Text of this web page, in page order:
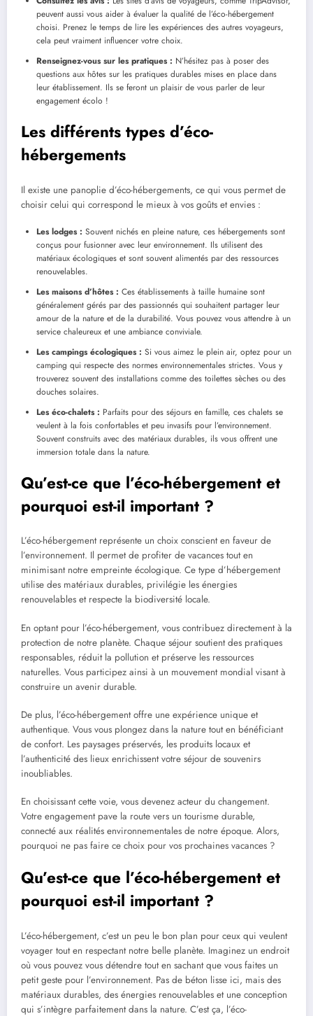
peuvent aussi vous aider à évaluer la qualité de l’éco-hébergement
choisi. Prenez le temps de lire les expériences des autres voyageurs,
cela peut vraiment influencer votre choix.
Renseignez-vous sur les pratiques : N’hésitez pas à poser des
questions aux hôtes sur les pratiques durables mises en place dans
leur établissement. Ils se feront un plaisir de vous parler de leur
engagement écolo !
Les différents types d’éco-
hébergements
Il existe une panoplie d’éco-hébergements, ce qui vous permet de
choisir celui qui correspond le mieux à vos goûts et envies :
Les lodges : Souvent nichés en pleine nature, ces hébergements sont
conçus pour fusionner avec leur environnement. Ils utilisent des
matériaux écologiques et sont souvent alimentés par des ressources
renouvelables.
Les maisons d’hôtes : Ces établissements à taille humaine sont
généralement gérés par des passionnés qui souhaitent partager leur
amour de la nature et de la durabilité. Vous pouvez vous attendre à un
service chaleureux et une ambiance conviviale.
Les campings écologiques : Si vous aimez le plein air, optez pour un
camping qui respecte des normes environnementales strictes. Vous y
trouverez souvent des installations comme des toilettes sèches ou des
douches solaires.
Les éco-chalets : Parfaits pour des séjours en famille, ces chalets se
veulent à la fois confortables et peu invasifs pour l’environnement.
Souvent construits avec des matériaux durables, ils vous offrent une
immersion totale dans la nature.
Qu’est-ce que l’éco-hébergement et
pourquoi est-il important ?
L’éco-hébergement représente un choix conscient en faveur de
l’environnement. Il permet de profiter de vacances tout en
minimisant notre empreinte écologique. Ce type d’hébergement
utilise des matériaux durables, privilégie les énergies
renouvelables et respecte la biodiversité locale.
En optant pour l’éco-hébergement, vous contribuez directement à la
protection de notre planète. Chaque séjour soutient des pratiques
responsables, réduit la pollution et préserve les ressources
naturelles. Vous participez ainsi à un mouvement mondial visant à
construire un avenir durable.
De plus, l’éco-hébergement offre une expérience unique et
authentique. Vous vous plongez dans la nature tout en bénéficiant
de confort. Les paysages préservés, les produits locaux et
l’authenticité des lieux enrichissent votre séjour de souvenirs
inoubliables.
En choisissant cette voie, vous devenez acteur du changement.
Votre engagement pave la route vers un tourisme durable,
connecté aux réalités environnementales de notre époque. Alors,
pourquoi ne pas faire ce choix pour vos prochaines vacances ?
Qu’est-ce que l’éco-hébergement et
pourquoi est-il important ?
L’éco-hébergement, c’est un peu le bon plan pour ceux qui veulent
voyager tout en respectant notre belle planète. Imaginez un endroit
où vous pouvez vous détendre tout en sachant que vous faites un
petit geste pour l’environnement. Pas de béton lisse ici, mais des
matériaux durables, des énergies renouvelables et une conception
qui s’intègre parfaitement dans la nature. C’est ça, l’éco-